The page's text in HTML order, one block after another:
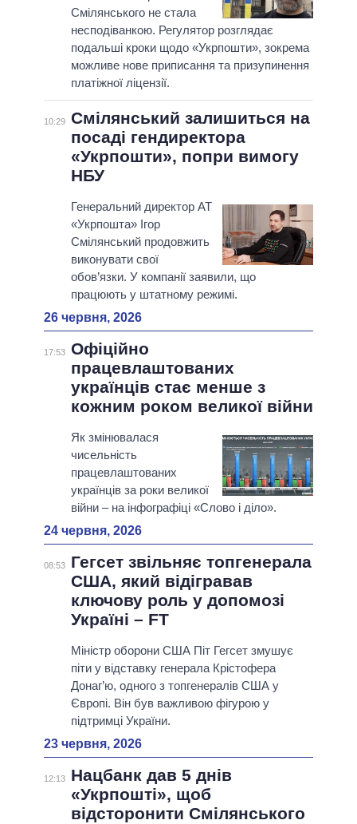
Смілянського не стала
несподіванкою. Регулятор розглядає
подальші кроки щодо «Укрпошти», зокрема
можливе нове приписання та призупинення
платіжної ліцензії.
10:29 Смілянський залишиться на
посаді гендиректора
«Укрпошти», попри вимогу
НБУ
Генеральний директор АТ
«Укрпошта» Ігор
Смілянський продовжить
виконувати свої
обов’язки. У компанії заявили, що
працюють у штатному режимі.
26 червня, 2026
17:53 Офіційно
працевлаштованих
українців стає менше з
кожним роком великої війни
Як змінювалася
чисельність
працевлаштованих
українців за роки великої
війни – на інфографіці «Слово і діло».
24 червня, 2026
08:53
Гегсет звільняє топгенерала
США, який відігравав
ключову роль у допомозі
Україні – FT
Міністр оборони США Піт Гегсет змушує
піти у відставку генерала Крістофера
Донаг’ю, одного з топгенералів США у
Європі. Він був важливою фігурою у
підтримці України.
23 червня, 2026
12:13
Нацбанк дав 5 днів
«Укрпошті», щоб
відсторонити Смілянського